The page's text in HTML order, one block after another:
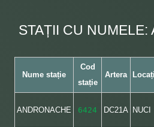
STAȚII CU
Nume stație
Cod
stație
Artera
ANDRONACHE 6424 DC21A NUCI